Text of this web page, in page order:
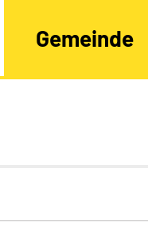
Gemeinde